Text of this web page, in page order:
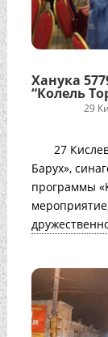
Ханука
“Колель
29
27
Барух»,
программы